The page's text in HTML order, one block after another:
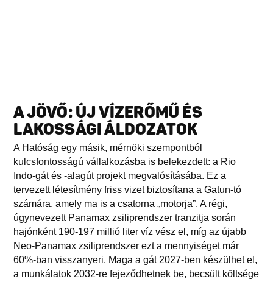
A JÖVŐ: ÚJ VÍZERŐMŰ ÉS
LAKOSSÁGI ÁLDOZATOK
A Hatóság egy másik, mérnöki szempontból
kulcsfontosságú vállalkozásba is belekezdett: a Rio
Indo-gát és -alagút projekt megvalósításába. Ez a
tervezett létesítmény friss vizet biztosítana a Gatun-tó
számára, amely ma is a csatorna „motorja”. A régi,
úgynevezett Panamax zsiliprendszer tranzitja során
hajónként 190-197 millió liter víz vész el, míg az újabb
Neo-Panamax zsiliprendszer ezt a mennyiséget már
60%-ban visszanyeri. Maga a gát 2027-ben készülhet el,
a munkálatok 2032-re fejeződhetnek be, becsült költsége